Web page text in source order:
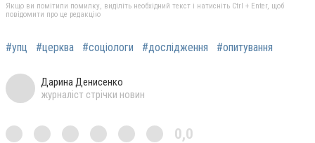
Якщо ви помітили помилку, виділіть необхідний текст і натисніть Ctrl + Enter, щоб
повідомити про це редакцію
#упц #церква #соціологи #дослідження #опитування
Дарина Денисенко
журналіст стрічки новин
0,0